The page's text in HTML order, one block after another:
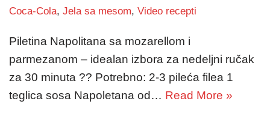
Coca-Cola, Jela sa mesom, Video recepti
Piletina Napolitana sa mozarellom i
parmezanom – idealan izbora za nedeljni ručak
za 30 minuta ?? Potrebno: 2-3 pileća filea 1
teglica sosa Napoletana od… Read More »